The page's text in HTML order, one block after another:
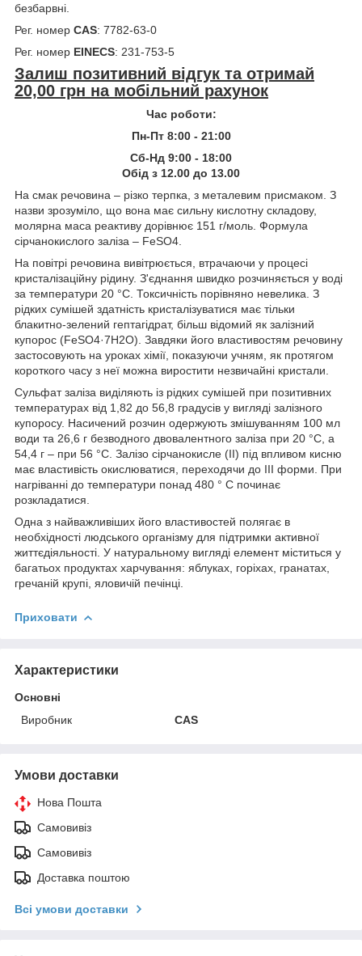
безбарвні.
Рег. номер CAS: 7782-63-0
Рег. номер EINECS: 231-753-5
Залиш позитивний відгук та отримай
20,00 грн на мобільний рахунок
Час роботи:
Пн-Пт 8:00 - 21:00
Сб-Нд 9:00 - 18:00
Обід з 12.00 до 13.00
На смак речовина – різко терпка, з металевим присмаком. З
назви зрозуміло, що вона має сильну кислотну складову,
молярна маса реактиву дорівнює 151 г/моль. Формула
сірчанокислого заліза – FeSO4.
На повітрі речовина вивітрюється, втрачаючи у процесі
кристалізаційну рідину. З'єднання швидко розчиняється у воді
за температури 20 °С. Токсичність порівняно невелика. З
рідких сумішей здатність кристалізуватися має тільки
блакитно-зелений гептагідрат, більш відомий як залізний
купорос (FeSO4·7Н2О). Завдяки його властивостям речовину
застосовують на уроках хімії, показуючи учням, як протягом
короткого часу з неї можна виростити незвичайні кристали.
Сульфат заліза виділяють із рідких сумішей при позитивних
температурах від 1,82 до 56,8 градусів у вигляді залізного
купоросу. Насичений розчин одержують змішуванням 100 мл
води та 26,6 г безводного двовалентного заліза при 20 °C, а
54,4 г – при 56 °C. Залізо сірчанокисле (II) під впливом кисню
має властивість окислюватися, переходячи до III форми. При
нагріванні до температури понад 480 ° С починає
розкладатися.
Одна з найважливіших його властивостей полягає в
необхідності людського організму для підтримки активної
життєдіяльності. У натуральному вигляді елемент міститься у
багатьох продуктах харчування: яблуках, горіхах, гранатах,
гречаній крупі, яловичій печінці.
Приховати
Характеристики
Основні
Виробник
CAS
Умови доставки
Нова Пошта
Самовивіз
Самовивіз
Доставка поштою
Всі умови доставки